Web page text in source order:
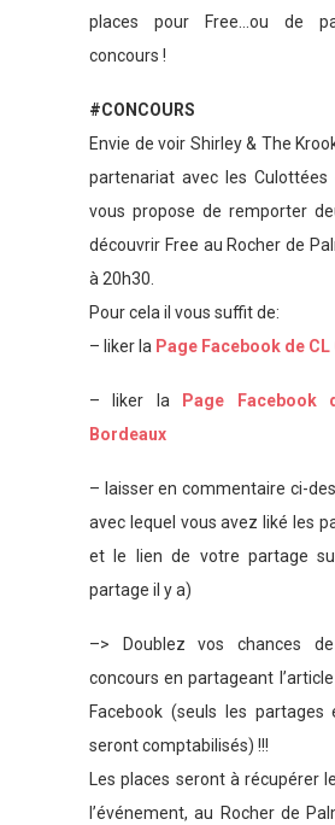
places pour Free…ou de
concours !
#CONCOURS
Envie de voir Shirley & The
partenariat avec les Culottées
vous propose de remporter
découvrir Free au Rocher de
à 20h30.
Pour cela il vous suffit de:
– liker la Page Facebook de
– liker la
Page Facebook
Bordeaux
– laisser en commentaire ci-
avec lequel vous avez liké les
et le lien de votre partage
partage il y a)
–> Doublez vos chances
concours en partageant
Facebook (seuls les partages
seront comptabilisés) !!!
Les places seront à récupérer
l’événement, au Rocher de